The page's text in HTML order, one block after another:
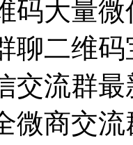
码大量
聊二维
交流群
微商交